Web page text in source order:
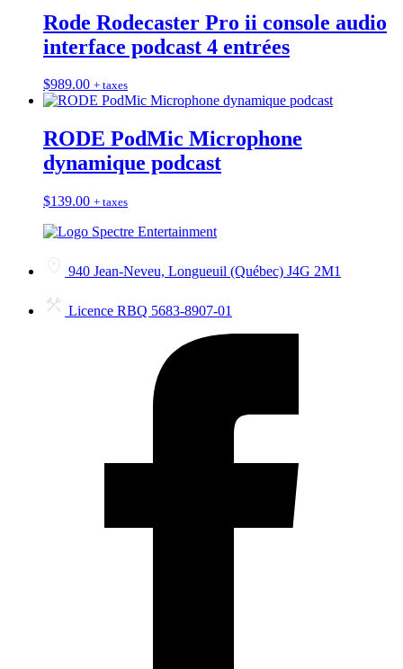
Rode Rodecaster Pro ii console audio
interface podcast 4 entrées
$989.00 + taxes
RODE PodMic Microphone
dynamique podcast
$139.00 + taxes
940 Jean-Neveu, Longueuil (Québec) J4G 2M1
Licence RBQ 5683-8907-01